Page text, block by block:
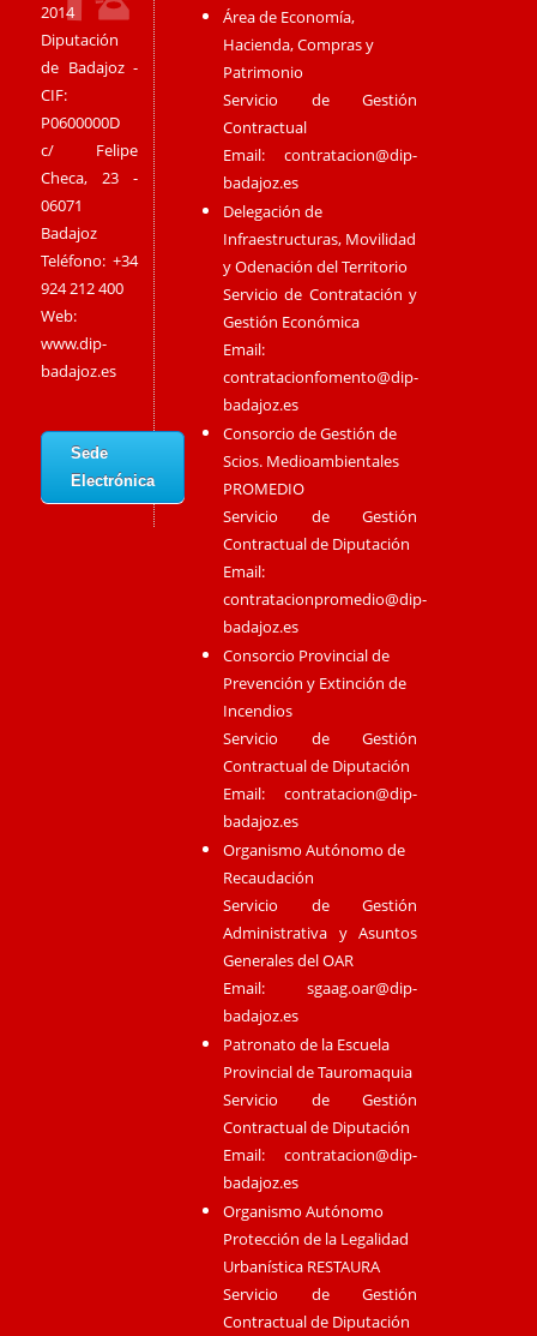
2014
Diputación
de Badajoz -
CIF:
P0600000D
c/ Felipe
Checa, 23 -
06071
Badajoz
Teléfono: +34
924 212 400
Web:
www.dip-
badajoz.es
Sede
Electrónica
Área de Economía,
Hacienda, Compras y
Patrimonio
Servicio de Gestión
Contractual
Email:contratacion@dip-
badajoz.es
Delegación de
Infraestructuras, Movilidad
y Odenación del Territorio
Servicio de Contratación y
Gestión Económica
Email:
contratacionfomento@dip-
badajoz.es
Consorcio de Gestión de
Scios. Medioambientales
PROMEDIO
Servicio de Gestión
Contractual de Diputación
Email:
contratacionpromedio@dip-
badajoz.es
Consorcio Provincial de
Prevención y Extinción de
Incendios
Servicio de Gestión
Contractual de Diputación
Email:contratacion@dip-
badajoz.es
Organismo Autónomo de
Recaudación
Servicio de Gestión
Administrativa y Asuntos
Generales del OAR
Email:sgaag.oar@dip-
badajoz.es
Patronato de la Escuela
Provincial de Tauromaquia
Servicio de Gestión
Contractual de Diputación
Email:contratacion@dip-
badajoz.es
Organismo Autónomo
Protección de la Legalidad
Urbanística RESTAURA
Servicio de Gestión
Contractual de Diputación